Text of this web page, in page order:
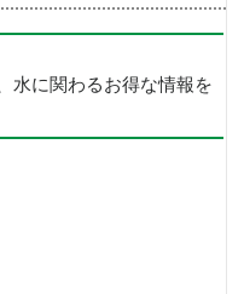
水に関わるお得な情報を